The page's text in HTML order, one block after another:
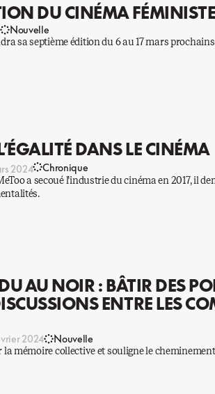
DU CINÉMA FÉMINISTE
Nouvelle
sa septième édition du 6 au 17 mars
DANS LE CINÉMA
2024 Chronique
a secoué l’industrie du cinéma en 2017, il
AU NOIR : BÂTIR DES
ENTRE LES
2024 Nouvelle
la mémoire collective et souligne le